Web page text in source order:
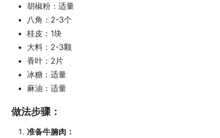
胡椒粉：适量
八角：2-3个
桂皮：1块
大料：2-3颗
香叶：2片
冰糖：适量
麻油：适量
做法步骤：
准备牛腩肉：